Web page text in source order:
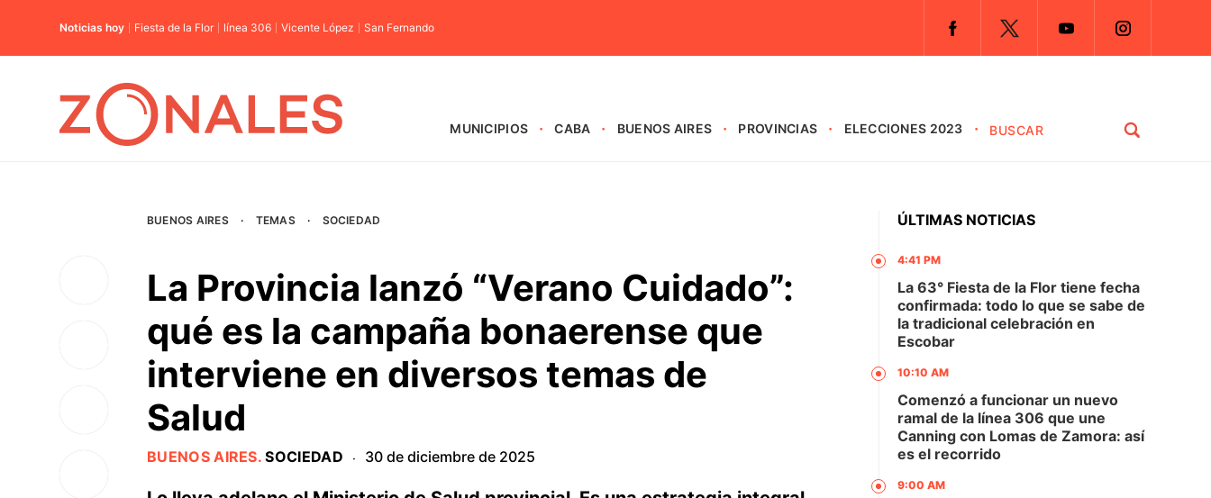
Noticias hoy Fiesta de la Flor línea 306 Vicente López San Fernando
MUNICIPIOS CABA BUENOS AIRES PROVINCIAS ELECCIONES 2023
BUENOS AIRES · TEMAS · SOCIEDAD
La Provincia lanzó “Verano Cuidado”:
qué es la campaña bonaerense que
interviene en diversos temas de
Salud
BUENOS AIRES.SOCIEDAD · 30 de diciembre de 2025
ÚLTIMAS NOTICIAS
4:41 PM
La 63° Fiesta de la Flor tiene fecha
confirmada: todo lo que se sabe de
la tradicional celebración en
Escobar
10:10 AM
Comenzó a funcionar un nuevo
ramal de la línea 306 que une
Canning con Lomas de Zamora: así
es el recorrido
9:00 AM